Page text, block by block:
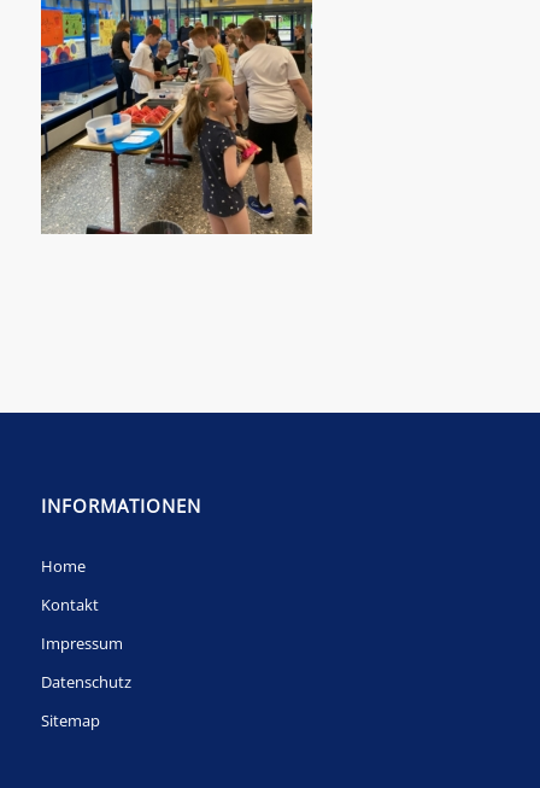
INFORMATIONEN
Home
Kontakt
Impressum
Datenschutz
Sitemap